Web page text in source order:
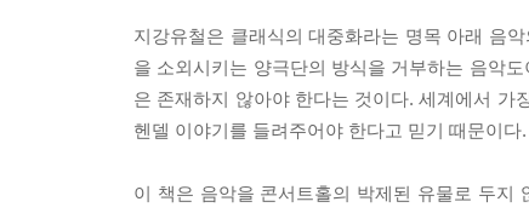
지강유철은 클래식의 대중화라는 명목 아래 음
을 소외시키는 양극단의 방식을 거부하는 음악
은 존재하지 않아야 한다는 것이다. 세계에서 가
헨델 이야기를 들려주어야 한다고 믿기 때문이다.
이 책은 음악을 콘서트홀의 박제된 유물로 두지